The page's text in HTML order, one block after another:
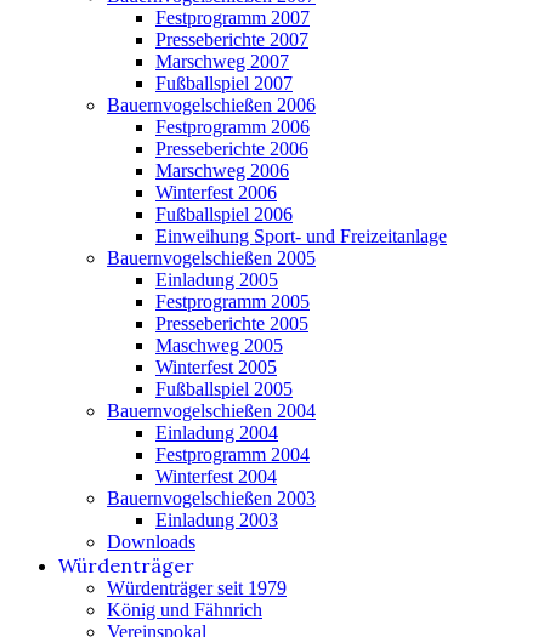
Festprogramm 2007
Presseberichte 2007
Marschweg 2007
Fußballspiel 2007
Bauernvogelschießen 2006
Festprogramm 2006
Presseberichte 2006
Marschweg 2006
Winterfest 2006
Fußballspiel 2006
Einweihung Sport- und Freizeitanlage
Bauernvogelschießen 2005
Einladung 2005
Festprogramm 2005
Presseberichte 2005
Maschweg 2005
Winterfest 2005
Fußballspiel 2005
Bauernvogelschießen 2004
Einladung 2004
Festprogramm 2004
Winterfest 2004
Bauernvogelschießen 2003
Einladung 2003
Downloads
Würdenträger
Würdenträger seit 1979
König und Fähnrich
Vereinspokal